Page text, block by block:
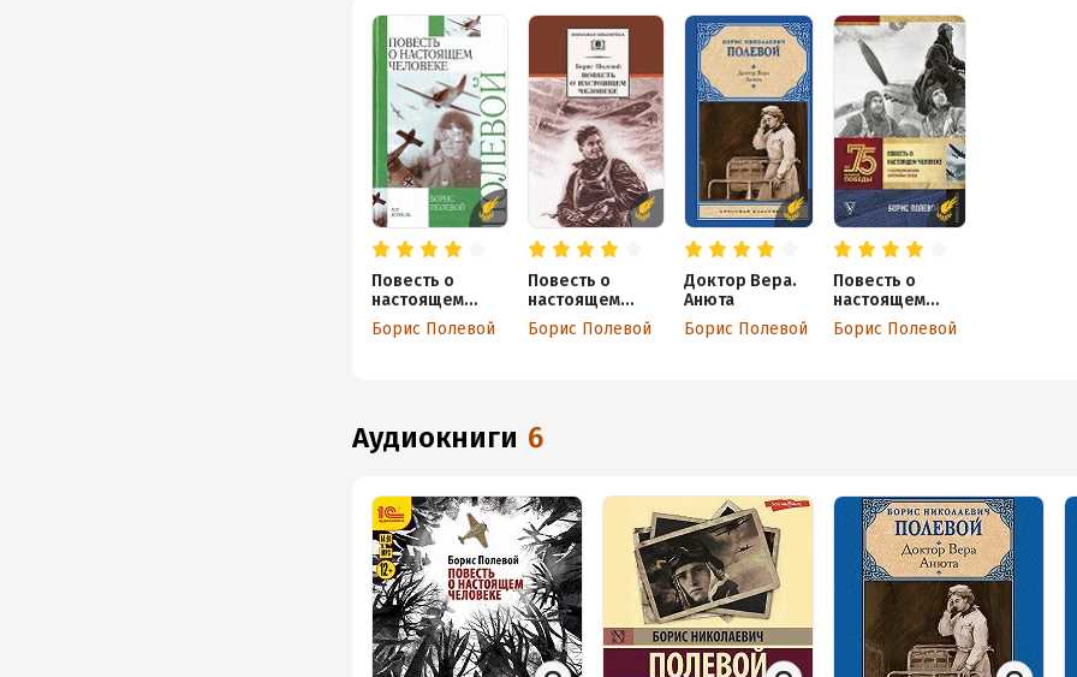
Повесть о
настоящем
человеке
Борис Полевой
Повесть о
настоящем
человеке
Борис Полевой
Доктор Вера.
Анюта
Борис Полевой
Повесть о
настоящем
человеке. С
непридуманным
Борис Полевой
аудиокниги 6